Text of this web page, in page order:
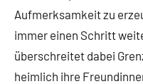
Aufmerksamkeit zu
immer einen Schritt
überschreitet dabei
heimlich ihre